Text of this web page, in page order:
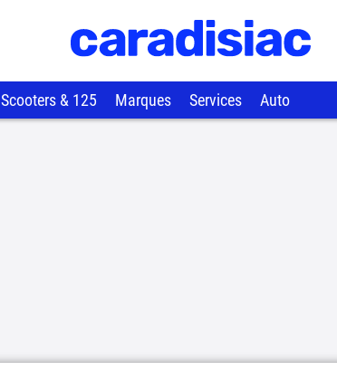
Scooters & 125 Marques Services Auto